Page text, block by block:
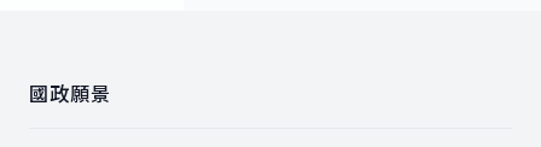
國政願景